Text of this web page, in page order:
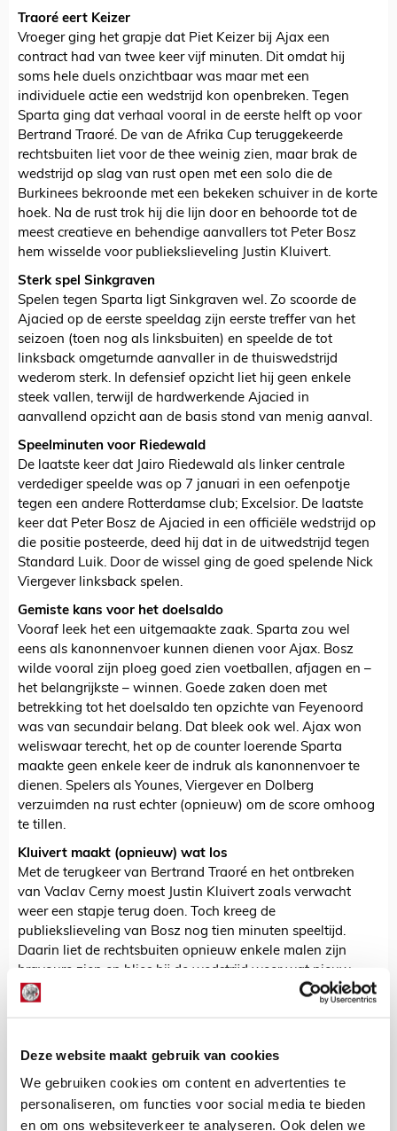
Deze website maakt gebruik van cookies
We gebruiken cookies om content en advertenties te
personaliseren, om functies voor social media te bieden
en om ons websiteverkeer te analyseren. Ook delen we
Traoré eert Keizer
Vroeger ging het grapje dat Piet Keizer bij Ajax een
contract had van twee keer vijf minuten. Dit omdat hij
soms hele duels onzichtbaar was maar met een
individuele actie een wedstrijd kon openbreken. Tegen
Sparta ging dat verhaal vooral in de eerste helft op voor
Bertrand Traoré. De van de Afrika Cup teruggekeerde
rechtsbuiten liet voor de thee weinig zien, maar brak de
wedstrijd op slag van rust open met een solo die de
Burkinees bekroonde met een bekeken schuiver in de korte
hoek. Na de rust trok hij die lijn door en behoorde tot de
meest creatieve en behendige aanvallers tot Peter Bosz
hem wisselde voor publiekslieveling Justin Kluivert.
Sterk spel Sinkgraven
Spelen tegen Sparta ligt Sinkgraven wel. Zo scoorde de
Ajacied op de eerste speeldag zijn eerste treffer van het
seizoen (toen nog als linksbuiten) en speelde de tot
linksback omgeturnde aanvaller in de thuiswedstrijd
wederom sterk. In defensief opzicht liet hij geen enkele
steek vallen, terwijl de hardwerkende Ajacied in
aanvallend opzicht aan de basis stond van menig aanval.
Speelminuten voor Riedewald
De laatste keer dat Jairo Riedewald als linker centrale
verdediger speelde was op 7 januari in een oefenpotje
tegen een andere Rotterdamse club; Excelsior. De laatste
keer dat Peter Bosz de Ajacied in een officiële wedstrijd op
die positie posteerde, deed hij dat in de uitwedstrijd tegen
Standard Luik. Door de wissel ging de goed spelende Nick
Viergever linksback spelen.
Gemiste kans voor het doelsaldo
Vooraf leek het een uitgemaakte zaak. Sparta zou wel
eens als kanonnenvoer kunnen dienen voor Ajax. Bosz
wilde vooral zijn ploeg goed zien voetballen, afjagen en –
het belangrijkste – winnen. Goede zaken doen met
betrekking tot het doelsaldo ten opzichte van Feyenoord
was van secundair belang. Dat bleek ook wel. Ajax won
weliswaar terecht, het op de counter loerende Sparta
maakte geen enkele keer de indruk als kanonnenvoer te
dienen. Spelers als Younes, Viergever en Dolberg
verzuimden na rust echter (opnieuw) om de score omhoog
te tillen.
Kluivert maakt (opnieuw) wat los
Met de terugkeer van Bertrand Traoré en het ontbreken
van Vaclav Cerny moest Justin Kluivert zoals verwacht
weer een stapje terug doen. Toch kreeg de
publiekslieveling van Bosz nog tien minuten speeltijd.
Daarin liet de rechtsbuiten opnieuw enkele malen zijn
bravoure zien en blies hij de wedstrijd weer wat nieuw
leven in.
Bekijk alle berichten van De Redactie